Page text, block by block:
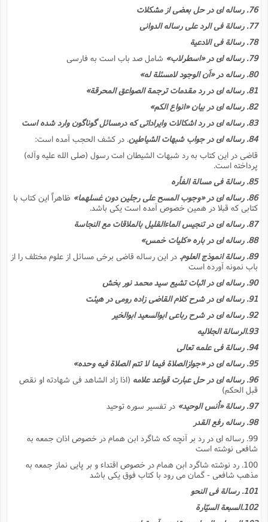
76. رساله اى در حل بعضى از مشکلات
77. رسالة فى الرد على رساله الدوانى
78. رسالة فى الادعیة
79. رساله اى در «اسطرلاب»
شامل صد باب است به فارسى
80. رساله در «اَن الوجود لامسئلة له»
81. رساله اى در رد مقدمات ترجمة الصواعق المحرقة»
82. رساله اى در بیان «انواع الکم»
83. رساله اى در رد اشکالات وایراداتى که درمسائل گوناگون وارد شده است
84. رساله اى در جواب شبهات الشیاطین
. در کشف الحجب آمده است:
قاضى در این کتاب به رد شبهات الشیطان امت رسول (صلى الله علیه وآله)
پرداخته است.
85. رسالة فى مسالة الفأره
86. رساله اى در «وجوب المسح على رجلین دون غسلهما»
ظاهراً این کتاب با
کتابى که قبلا در همین خصوص آمده است یکى باشد.
87. رساله اى در تنجیس الماءالقلیل بالملاقات مع النجاسة
88. رساله اى در باره «کلیات خمس»
89. رسالة انموذج العلوم.
در این رساله قاضى برخى مسائل از علوم مختلف را از
باب نمونه آورده است
90. رساله اى در اثبات تشیع سید محمد نور بخش
91. رساله اى در شرح کلام القاضى زاده رومى در هیئت
92. رساله اى در شرح رباعى ابوالسعید ابوالخیر
93.الرسالة الجلالیه
94. رسالة فى علمه تعالى
95. رساله اى در «جوازالصلاة فیما لا تتم الصلاة فیه وحده»
96. رساله اى در حل عبارت قواعد علامه
(اذا زاد الشاهد فى شهادته او نقص
قبل الحکم)
97. رسالة «اُنس الوحید»
در تفسیر سوره توحید
98. رساله رفع القدر
99. رساله اى در رد بر آنچه که شاگرد ابن همام در خصوص اذان جمعه به
شافعى نوشته است
100. رد نوشته شاگرد ابن همام در خصوص اقتداء و بر پایى نماز جمعه به
مذهب شافعى - گمان مى رود با کتاب فوق یکى باشد
101. رسالة فى النحو
102.السبعة السیّارة